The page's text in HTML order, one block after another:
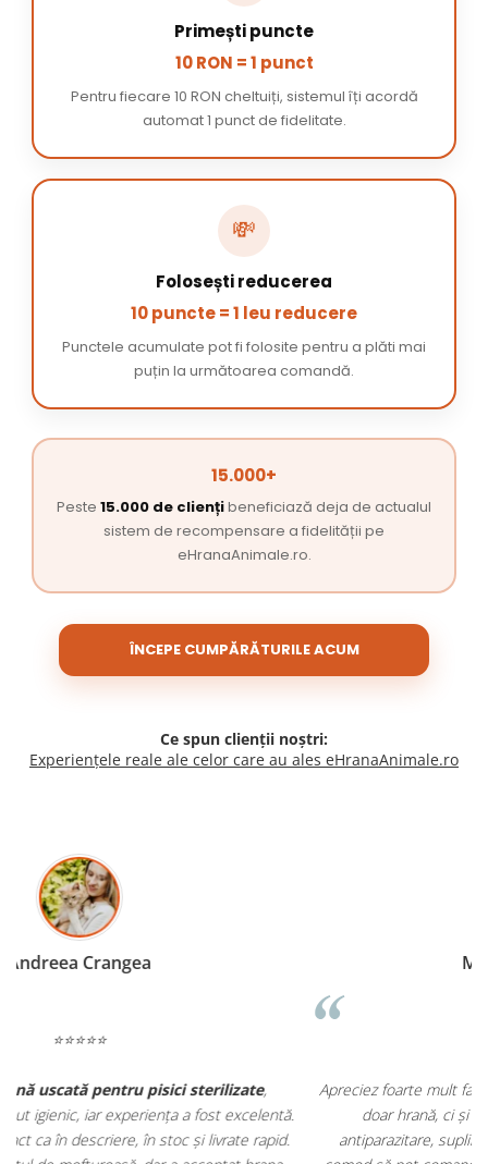
Primești puncte
10 RON = 1 punct
Pentru fiecare 10 RON cheltuiți, sistemul îți acordă
automat 1 punct de fidelitate.
💸
Folosești reducerea
10 puncte = 1 leu reducere
Punctele acumulate pot fi folosite pentru a plăti mai
puțin la următoarea comandă.
15.000+
Peste 15.000 de cliențibeneficiază deja de actualul
sistem de recompensare a fidelității pe
eHranaAnimale.ro.
ÎNCEPE CUMPĂRĂTURILE ACUM
Ce spun clienții noștri:
Experiențele reale ale celor care au ales eHranaAnimale.ro
Apreciez foarte mult faptul că peehranaanimale.rogăsesc nu
doar hrană, ci și produse dinfarmacia veterinară:
antiparazitare, suplimente și soluții de îngrijire. Este foarte